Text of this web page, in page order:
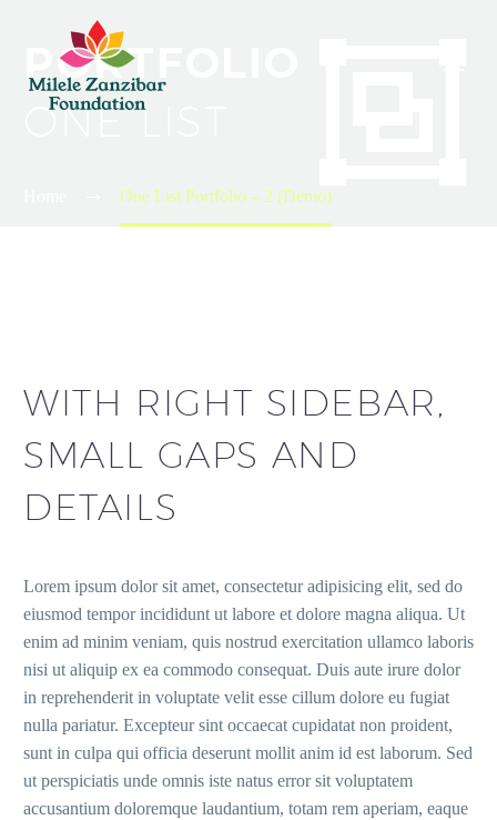
PORTFOLIO
ONE LIST
One List Portfolio – 2 (Demo)
WITH RIGHT SIDEBAR,
SMALL GAPS AND
DETAILS
Lorem ipsum dolor sit amet, consectetur adipisicing elit, sed do
eiusmod tempor incididunt ut labore et dolore magna aliqua. Ut
enim ad minim veniam, quis nostrud exercitation ullamco laboris
nisi ut aliquip ex ea commodo consequat. Duis aute irure dolor
in reprehenderit in voluptate velit esse cillum dolore eu fugiat
nulla pariatur. Excepteur sint occaecat cupidatat non proident,
sunt in culpa qui officia deserunt mollit anim id est laborum. Sed
ut perspiciatis unde omnis iste natus error sit voluptatem
accusantium doloremque laudantium, totam rem aperiam, eaque